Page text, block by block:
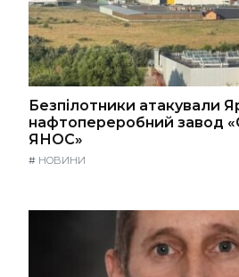
Безпілотники атакували
нафтопереробний завод
ЯНОС»
# НОВИНИ